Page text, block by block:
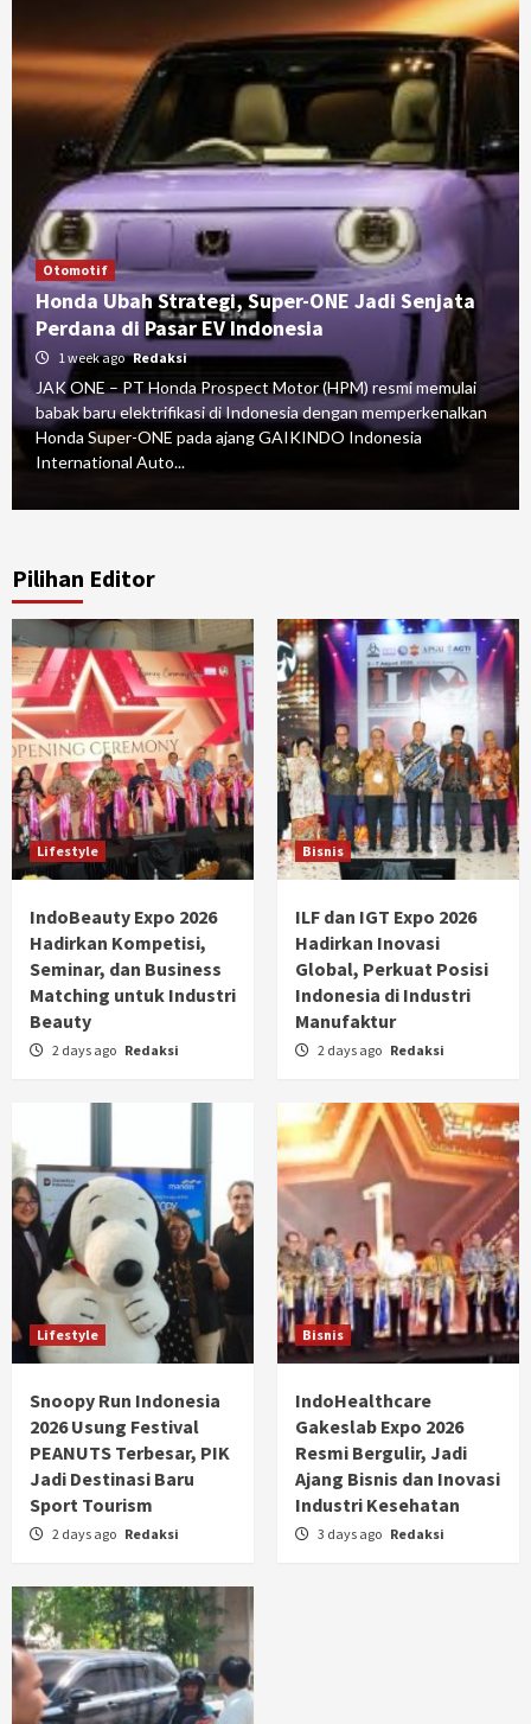
Otomotif
Honda Ubah Strategi, Super-ONE Jadi Senjata
Perdana di Pasar EV Indonesia
1 week ago Redaksi
JAK ONE – PT Honda Prospect Motor (HPM) resmi memulai
babak baru elektrifikasi di Indonesia dengan memperkenalkan
Honda Super-ONE pada ajang GAIKINDO Indonesia
International Auto...
Pilihan Editor
Lifestyle
IndoBeauty Expo 2026
Hadirkan Kompetisi,
Seminar, dan Business
Matching untuk Industri
Beauty
2 days ago Redaksi
Bisnis
ILF dan IGT Expo 2026
Hadirkan Inovasi
Global, Perkuat Posisi
Indonesia di Industri
Manufaktur
2 days ago Redaksi
Lifestyle
Snoopy Run Indonesia
2026 Usung Festival
PEANUTS Terbesar, PIK
Jadi Destinasi Baru
Sport Tourism
2 days ago Redaksi
Bisnis
IndoHealthcare
Gakeslab Expo 2026
Resmi Bergulir, Jadi
Ajang Bisnis dan Inovasi
Industri Kesehatan
3 days ago Redaksi